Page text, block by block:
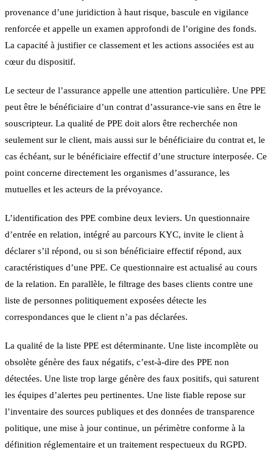
provenance d’une juridiction à haut risque, bascule en vigilance
renforcée et appelle un examen approfondi de l’origine des fonds.
La capacité à justifier ce classement et les actions associées est au
cœur du dispositif.
Le secteur de l’assurance appelle une attention particulière. Une PPE
peut être le bénéficiaire d’un contrat d’assurance-vie sans en être le
souscripteur. La qualité de PPE doit alors être recherchée non
seulement sur le client, mais aussi sur le bénéficiaire du contrat et, le
cas échéant, sur le bénéficiaire effectif d’une structure interposée. Ce
point concerne directement les organismes d’assurance, les
mutuelles et les acteurs de la prévoyance.
L’identification des PPE combine deux leviers. Un questionnaire
d’entrée en relation, intégré au parcours KYC, invite le client à
déclarer s’il répond, ou si son bénéficiaire effectif répond, aux
caractéristiques d’une PPE. Ce questionnaire est actualisé au cours
de la relation. En parallèle, le filtrage des bases clients contre une
liste de personnes politiquement exposées détecte les
correspondances que le client n’a pas déclarées.
La qualité de la liste PPE est déterminante. Une liste incomplète ou
obsolète génère des faux négatifs, c’est-à-dire des PPE non
détectées. Une liste trop large génère des faux positifs, qui saturent
les équipes d’alertes peu pertinentes. Une liste fiable repose sur
l’inventaire des sources publiques et des données de transparence
politique, une mise à jour continue, un périmètre conforme à la
définition réglementaire et un traitement respectueux du RGPD.